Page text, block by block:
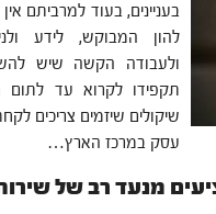
בעניינים, בעוד למרביתם
להון המבוקש, לידע
ולעבודה הקשה שיש
תקפידו לקרוא עד
שיקולים שיזמים צריכים
עסק במרכז הארץ…
מנעד רב של